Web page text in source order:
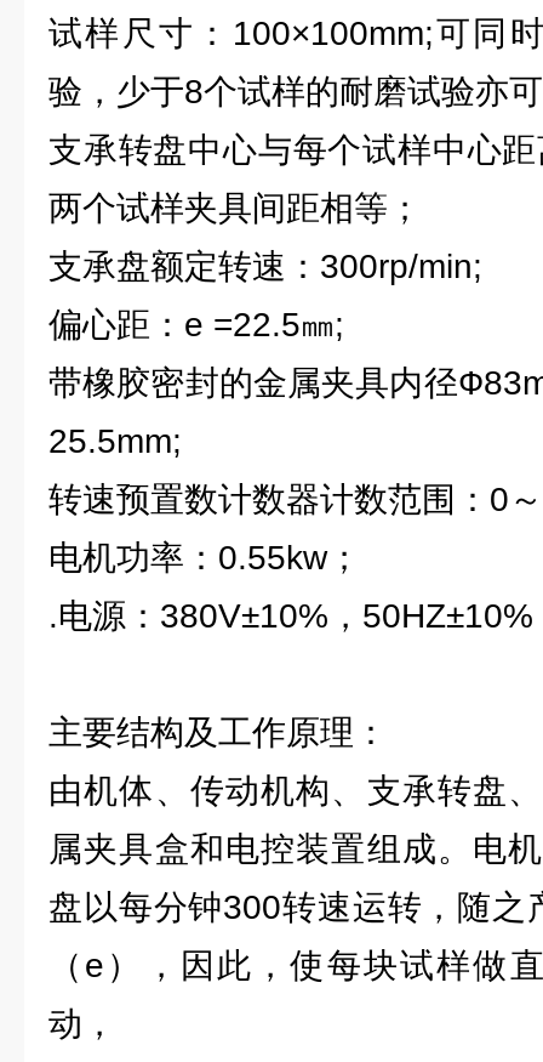
试样尺寸：100×100mm;可同
验，少于8个试样的耐磨试验亦
支承转盘中心与每个试样中心
两个试样夹具间距相等；
支承盘额定转速：300rp/min;
偏心距：e =22.5㎜;
带橡胶密封的金属夹具内径
25.5mm;
转速预置数计数器计数范围：0
电机功率：0.55kw；
.电源：380V±10%，50HZ±10%
主要结构及工作原理：
由机体、传动机构、支承转盘
属夹具盒和电控装置组成。电
盘以每分钟300转速运转，随之
（e），因此，使每块试样做
动，